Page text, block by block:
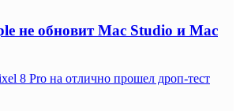
не обновит Mac Studio и Mac
8 Pro на отлично прошел дроп-тест